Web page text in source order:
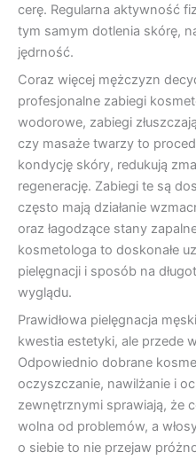
cerę. Regularna aktywność
tym samym dotlenia skórę,
jędrność.
Coraz więcej mężczyzn
profesjonalne zabiegi
wodorowe, zabiegi
czy masaże twarzy to
kondycję skóry, redukują
regenerację. Zabiegi te są
często mają działanie
oraz łagodzące stany
kosmetologa to doskonałe
pielęgnacji i sposób na
wyglądu.
Prawidłowa pielęgnacja
kwestia estetyki, ale przede
Odpowiednio dobrane
oczyszczanie, nawilżanie i
zewnętrznymi sprawiają, że
wolna od problemów, a
o siebie to nie przejaw